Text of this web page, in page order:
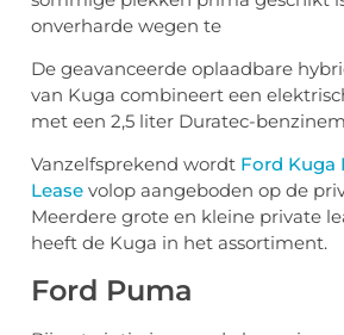
onverharde wegen te
De geavanceerde oplaadbare
van Kuga combineert een
met een 2,5 liter Duratec-
Vanzelfsprekend wordt Ford Kuga
Lease volop aangeboden op de
Meerdere grote en kleine private
heeft de Kuga in het assortiment.
Ford Puma